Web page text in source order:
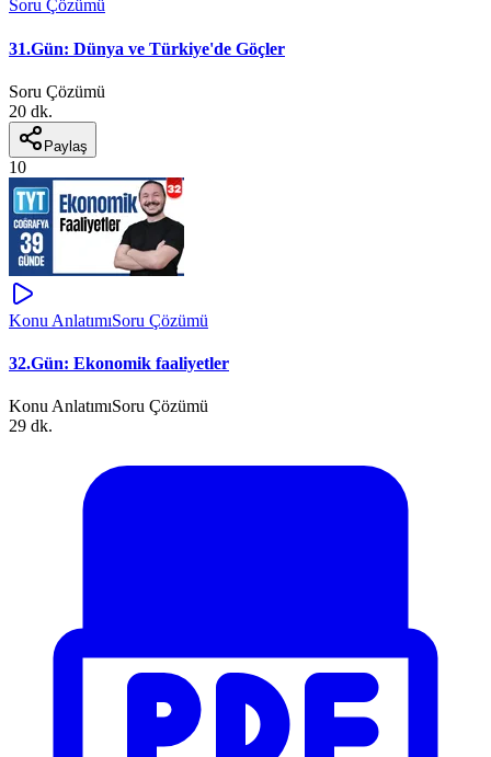
Soru Çözümü
31.Gün: Dünya ve Türkiye'de Göçler
Soru Çözümü
20 dk.
Paylaş
10
Konu AnlatımıSoru Çözümü
32.Gün: Ekonomik faaliyetler
Konu AnlatımıSoru Çözümü
29 dk.